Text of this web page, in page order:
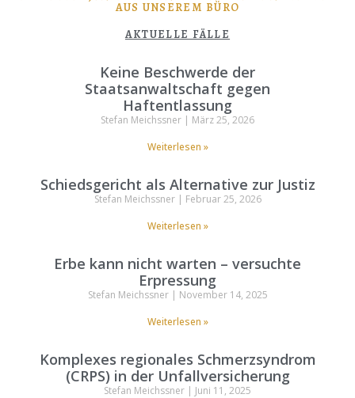
AUS UNSEREM BÜRO
AKTUELLE FÄLLE
Keine Beschwerde der
Staatsanwaltschaft gegen
Haftentlassung
Stefan Meichssner
März 25, 2026
Weiterlesen »
Schiedsgericht als Alternative zur Justiz
Stefan Meichssner
Februar 25, 2026
Weiterlesen »
Erbe kann nicht warten – versuchte
Erpressung
Stefan Meichssner
November 14, 2025
Weiterlesen »
Komplexes regionales Schmerzsyndrom
(CRPS) in der Unfallversicherung
Stefan Meichssner
Juni 11, 2025